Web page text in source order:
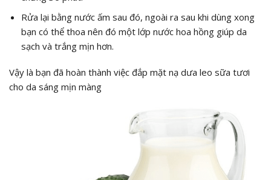
Rửa lại bằng nước ấm sau đó, ngoài ra sau khi dùng xong
bạn có thể thoa nên đó một lớp nước hoa hồng giúp da
sạch và trắng mịn hơn.
Vậy là bạn đã hoàn thành việc đắp mặt nạ dưa leo sữa tươi
cho da sáng mịn màng